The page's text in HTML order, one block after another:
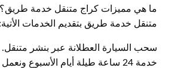
ما هي مميزات كراج متنقل خدمة طريق؟
متنقل خدمة طريق بتقديم الخدمات الأتية:
سحب السيارة العطلانة عبر بنشر متنقل.
خدمة 24 ساعة طيلة أيام الأسبوع